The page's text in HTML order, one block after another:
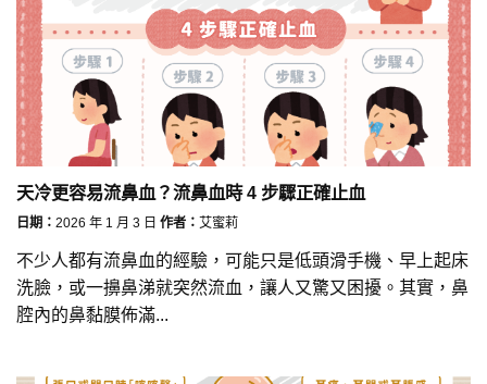
天冷更容易流鼻血？流鼻血時 4 步驟正確止血
日期： 2026 年 1 月 3 日 作者： 艾蜜莉
不少人都有流鼻血的經驗，可能只是低頭滑手機、早上起床
洗臉，或一擤鼻涕就突然流血，讓人又驚又困擾。其實，鼻
腔內的鼻黏膜佈滿...